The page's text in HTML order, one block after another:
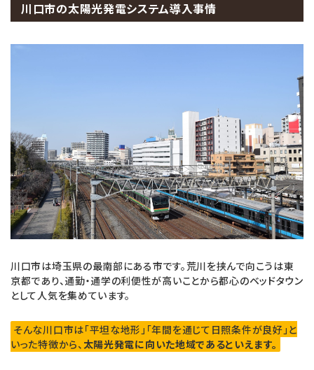
川口市の太陽光発電システム導入事情
川口市は埼玉県の最南部にある市です。荒川を挟んで向こうは東
京都であり、通勤・通学の利便性が高いことから都心のベッドタウン
として人気を集めています。
そんな川口市は「平坦な地形」「年間を通じて日照条件が良好」と
いった特徴から、 太陽光発電に向いた地域であるといえます。